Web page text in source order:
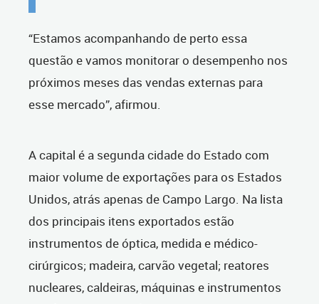
“Estamos acompanhando de perto essa
questão e vamos monitorar o desempenho nos
próximos meses das vendas externas para
esse mercado”, afirmou.
A capital é a segunda cidade do Estado com
maior volume de exportações para os Estados
Unidos, atrás apenas de Campo Largo. Na lista
dos principais itens exportados estão
instrumentos de óptica, medida e médico-
cirúrgicos; madeira, carvão vegetal; reatores
nucleares, caldeiras, máquinas e instrumentos